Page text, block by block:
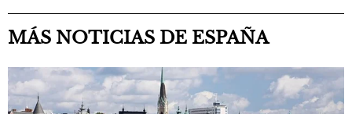
MÁS NOTICIAS DE ESPAÑA